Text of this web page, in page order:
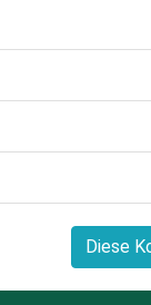
Diese